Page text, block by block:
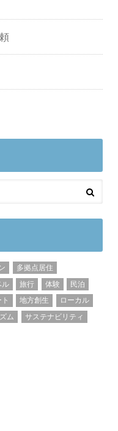
多拠点居住
ル 旅行 体験
民泊
地方創生
ローカル
ム
サステナビリティ